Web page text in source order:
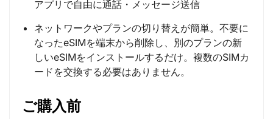
アプリで自由に通話・メッセージ送信
ネットワークやプランの切り替えが簡単。不要に
なったeSIMを端末から削除し、別のプランの新
しいeSIMをインストールするだけ。複数のSIMカ
ードを交換する必要はありません。
ご購入前